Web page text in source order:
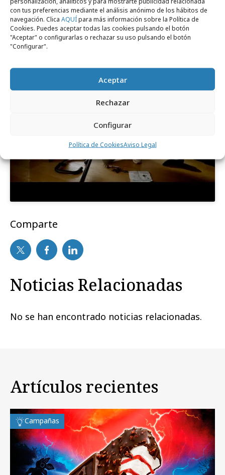
con tus preferencias mediante el análisis anónimo de los hábitos de
navegación. Clica AQUÍpara más información sobre la Política de
Cookies. Puedes aceptar todas las cookies pulsando el botón
"Aceptar" o configurarlas o rechazar su uso pulsando el botón
"Configurar".
Aceptar
Rechazar
Configurar
Política de CookiesAviso Legal
y permitir este contenido
Comparte
Noticias Relacionadas
No se han encontrado noticias relacionadas.
Artículos recientes
Campañas